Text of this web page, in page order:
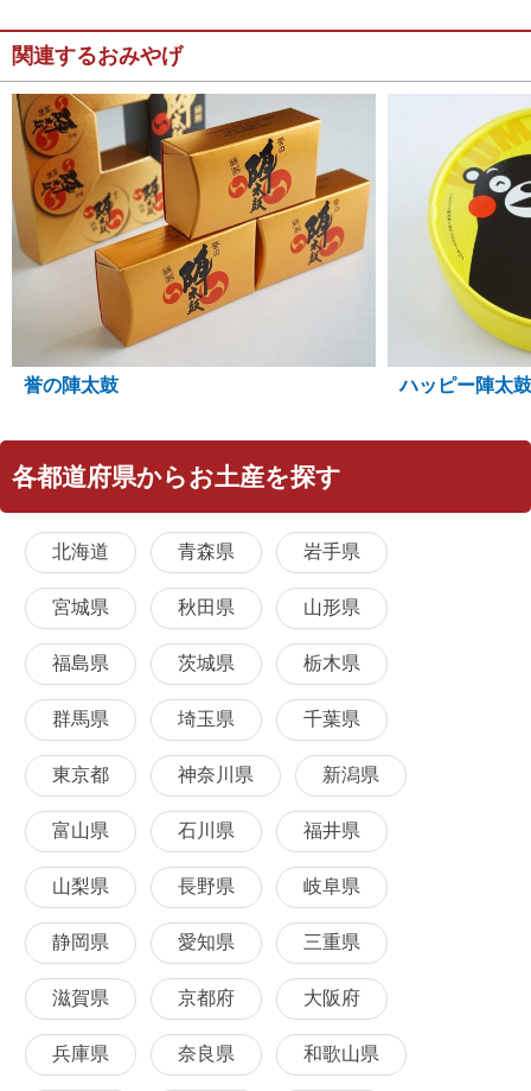
関連するおみやげ
誉の陣太鼓 ハッピー陣太鼓
各都道府県からお土産を探す
北海道 青森県 岩手県
宮城県 秋田県 山形県
福島県 茨城県 栃木県
群馬県 埼玉県 千葉県
東京都 神奈川県 新潟県
富山県 石川県 福井県
山梨県 長野県 岐阜県
静岡県 愛知県 三重県
滋賀県 京都府 大阪府
兵庫県 奈良県 和歌山県